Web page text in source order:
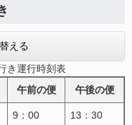
える
き運行時刻表
午前の便 午後の便
9：00 13：30